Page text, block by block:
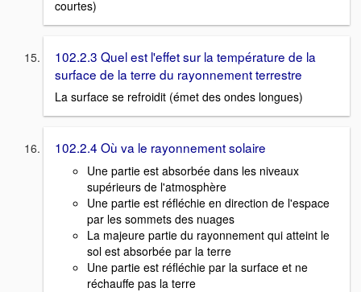
courtes)
102.2.3 Quel est l'effet sur la température de la
surface de la terre du rayonnement terrestre
La surface se refroidit (émet des ondes longues)
102.2.4 Où va le rayonnement solaire
Une partie est absorbée dans les niveaux
supérieurs de l'atmosphère
Une partie est réfléchie en direction de l'espace
par les sommets des nuages
La majeure partie du rayonnement qui atteint le
sol est absorbée par la terre
Une partie est réfléchie par la surface et ne
réchauffe pas la terre